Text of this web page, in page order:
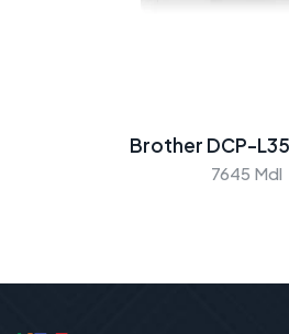
Brother DCP-
7645 Mdl